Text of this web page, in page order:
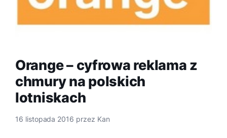
Orange – cyfrowa reklama z
chmury na polskich
lotniskach
16 listopada 2016 przez Kan